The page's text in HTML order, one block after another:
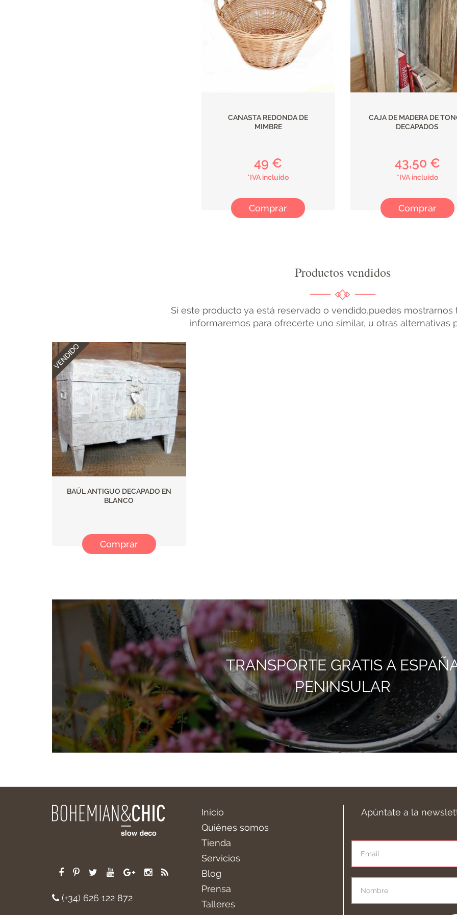
CANASTA REDONDA DE
MIMBRE
49 €
*IVA incluido
Comprar
CAJA DE MADERA DE
DECAPADOS
43,50 €
*IVA incluido
Comprar
Productos vendidos
Si este producto ya está reservado o vendido,puedes mostrarnos
informaremos para ofrecerte uno similar, u otras alternativas
BAÚL ANTIGUO DECAPADO EN
BLANCO
Comprar
TRANSPORTE GRATIS A
PENINSULAR
(+34) 626 122 872
Inicio
Quiénes somos
Tienda
Servicios
Blog
Prensa
Talleres
Apúntate a la